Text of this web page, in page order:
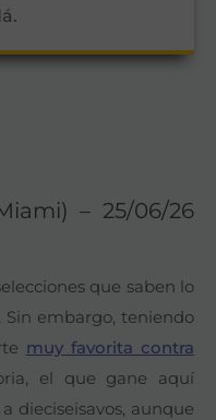
– 25/06/26
que saben lo
embargo, teniendo
muy favorita contra
el que gane aquí
dieciseisavos, aunque